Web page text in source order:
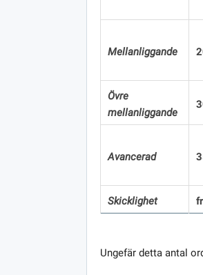
Mellanliggande
Övre
mellanliggande
Avancerad
Skicklighet
Ungefär detta antal